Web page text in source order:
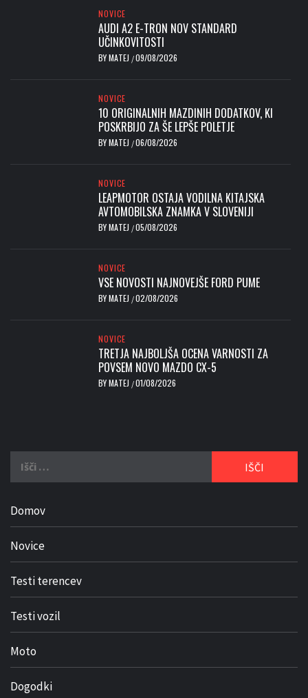
NOVICE
AUDI A2 E-TRON NOV STANDARD
UČINKOVITOSTI
BYMATEJ /09/08/2026
NOVICE
10 ORIGINALNIH MAZDINIH DODATKOV, KI
POSKRBIJO ZA ŠE LEPŠE POLETJE
BYMATEJ /06/08/2026
NOVICE
LEAPMOTOR OSTAJA VODILNA KITAJSKA
AVTOMOBILSKA ZNAMKA V SLOVENIJI
BYMATEJ /05/08/2026
NOVICE
VSE NOVOSTI NAJNOVEJŠE FORD PUME
BYMATEJ /02/08/2026
NOVICE
TRETJA NAJBOLJŠA OCENA VARNOSTI ZA
POVSEM NOVO MAZDO CX-5
BYMATEJ /01/08/2026
Išči:
Domov
Novice
Testi terencev
Testi vozil
Moto
Dogodki